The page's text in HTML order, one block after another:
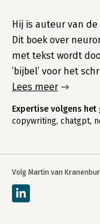
Volg Martin van
Hij is auteur van
Dit boek over
met tekst wordt
‘bijbel’ voor het
Lees meer
Expertise volgens
copywriting, chatgpt,